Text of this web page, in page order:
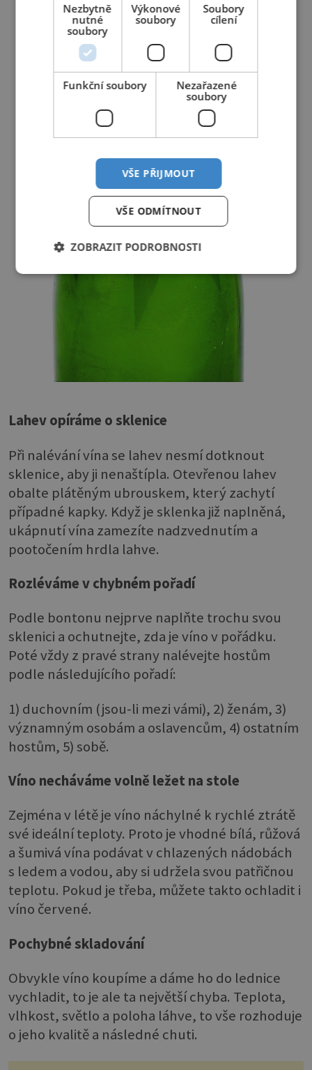
Lahev opíráme o sklenice
Při nalévání vína se lahev nesmí dotknout
sklenice, aby ji nenaštípla. Otevřenou lahev
obalte plátěným ubrouskem, který zachytí
případné kapky. Když je sklenka již naplněná,
ukápnutí vína zamezíte nadzvednutím a
pootočením hrdla lahve.
Rozléváme v chybném pořadí
Podle bontonu nejprve naplňte trochu svou
sklenici a ochutnejte, zda je víno v pořádku.
Poté vždy z pravé strany nalévejte hostům
podle následujícího pořadí:
1) duchovním (jsou-li mezi vámi), 2) ženám, 3)
významným osobám a oslavencům, 4) ostatním
hostům, 5) sobě.
Víno necháváme volně ležet na stole
Zejména v létě je víno náchylné k rychlé ztrátě
své ideální teploty. Proto je vhodné bílá, růžová
a šumivá vína podávat v chlazených nádobách
s ledem a vodou, aby si udržela svou patřičnou
teplotu. Pokud je třeba, můžete takto ochladit i
víno červené.
Pochybné skladování
Obvykle víno koupíme a dáme ho do lednice
vychladit, to je ale ta největší chyba. Teplota,
vlhkost, světlo a poloha láhve, to vše rozhoduje
o jeho kvalitě a následné chuti.
Nezbytně
nutné
soubory
Výkonové
soubory
Soubory
cílení
Funkční soubory
Nezařazené
soubory
VŠE PŘIJMOUT
VŠE ODMÍTNOUT
ZOBRAZIT PODROBNOSTI